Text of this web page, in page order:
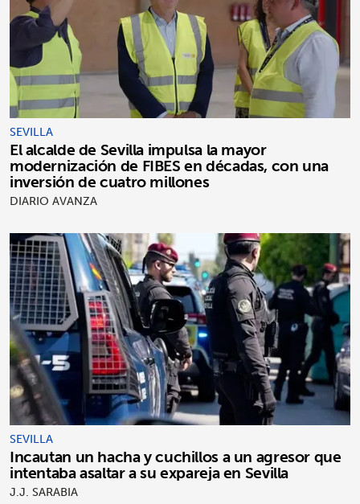
SEVILLA
El alcalde de Sevilla impulsa la mayor
modernización de FIBES en décadas, con una
inversión de cuatro millones
DIARIO AVANZA
SEVILLA
Incautan un hacha y cuchillos a un agresor que
intentaba asaltar a su expareja en Sevilla
J.J. SARABIA